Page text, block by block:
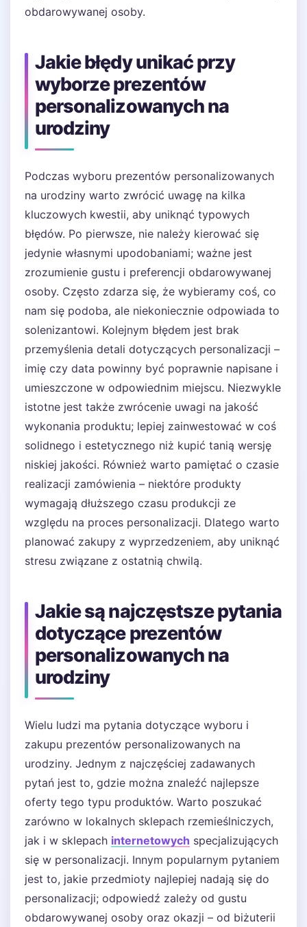
obdarowywanej osoby.
Jakie błędy unikać przy
wyborze prezentów
personalizowanych na
urodziny
Podczas wyboru prezentów personalizowanych
na urodziny warto zwrócić uwagę na kilka
kluczowych kwestii, aby uniknąć typowych
błędów. Po pierwsze, nie należy kierować się
jedynie własnymi upodobaniami; ważne jest
zrozumienie gustu i preferencji obdarowywanej
osoby. Często zdarza się, że wybieramy coś, co
nam się podoba, ale niekoniecznie odpowiada to
solenizantowi. Kolejnym błędem jest brak
przemyślenia detali dotyczących personalizacji –
imię czy data powinny być poprawnie napisane i
umieszczone w odpowiednim miejscu. Niezwykle
istotne jest także zwrócenie uwagi na jakość
wykonania produktu; lepiej zainwestować w coś
solidnego i estetycznego niż kupić tanią wersję
niskiej jakości. Również warto pamiętać o czasie
realizacji zamówienia – niektóre produkty
wymagają dłuższego czasu produkcji ze
względu na proces personalizacji. Dlatego warto
planować zakupy z wyprzedzeniem, aby uniknąć
stresu związane z ostatnią chwilą.
Jakie są najczęstsze pytania
dotyczące prezentów
personalizowanych na
urodziny
Wielu ludzi ma pytania dotyczące wyboru i
zakupu prezentów personalizowanych na
urodziny. Jednym z najczęściej zadawanych
pytań jest to, gdzie można znaleźć najlepsze
oferty tego typu produktów. Warto poszukać
zarówno w lokalnych sklepach rzemieślniczych,
jak i w sklepach internetowych specjalizujących
się w personalizacji. Innym popularnym pytaniem
jest to, jakie przedmioty najlepiej nadają się do
personalizacji; odpowiedź zależy od gustu
obdarowywanej osoby oraz okazji – od biżuterii